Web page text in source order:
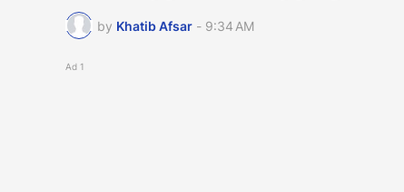
by Khatib Afsar - 9:34 AM
Ad 1